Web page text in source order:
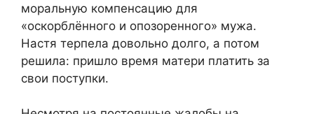
моральную компенсацию для
«оскорблённого и опозоренного» мужа.
Настя терпела довольно долго, а потом
решила: пришло время матери платить за
свои поступки.​